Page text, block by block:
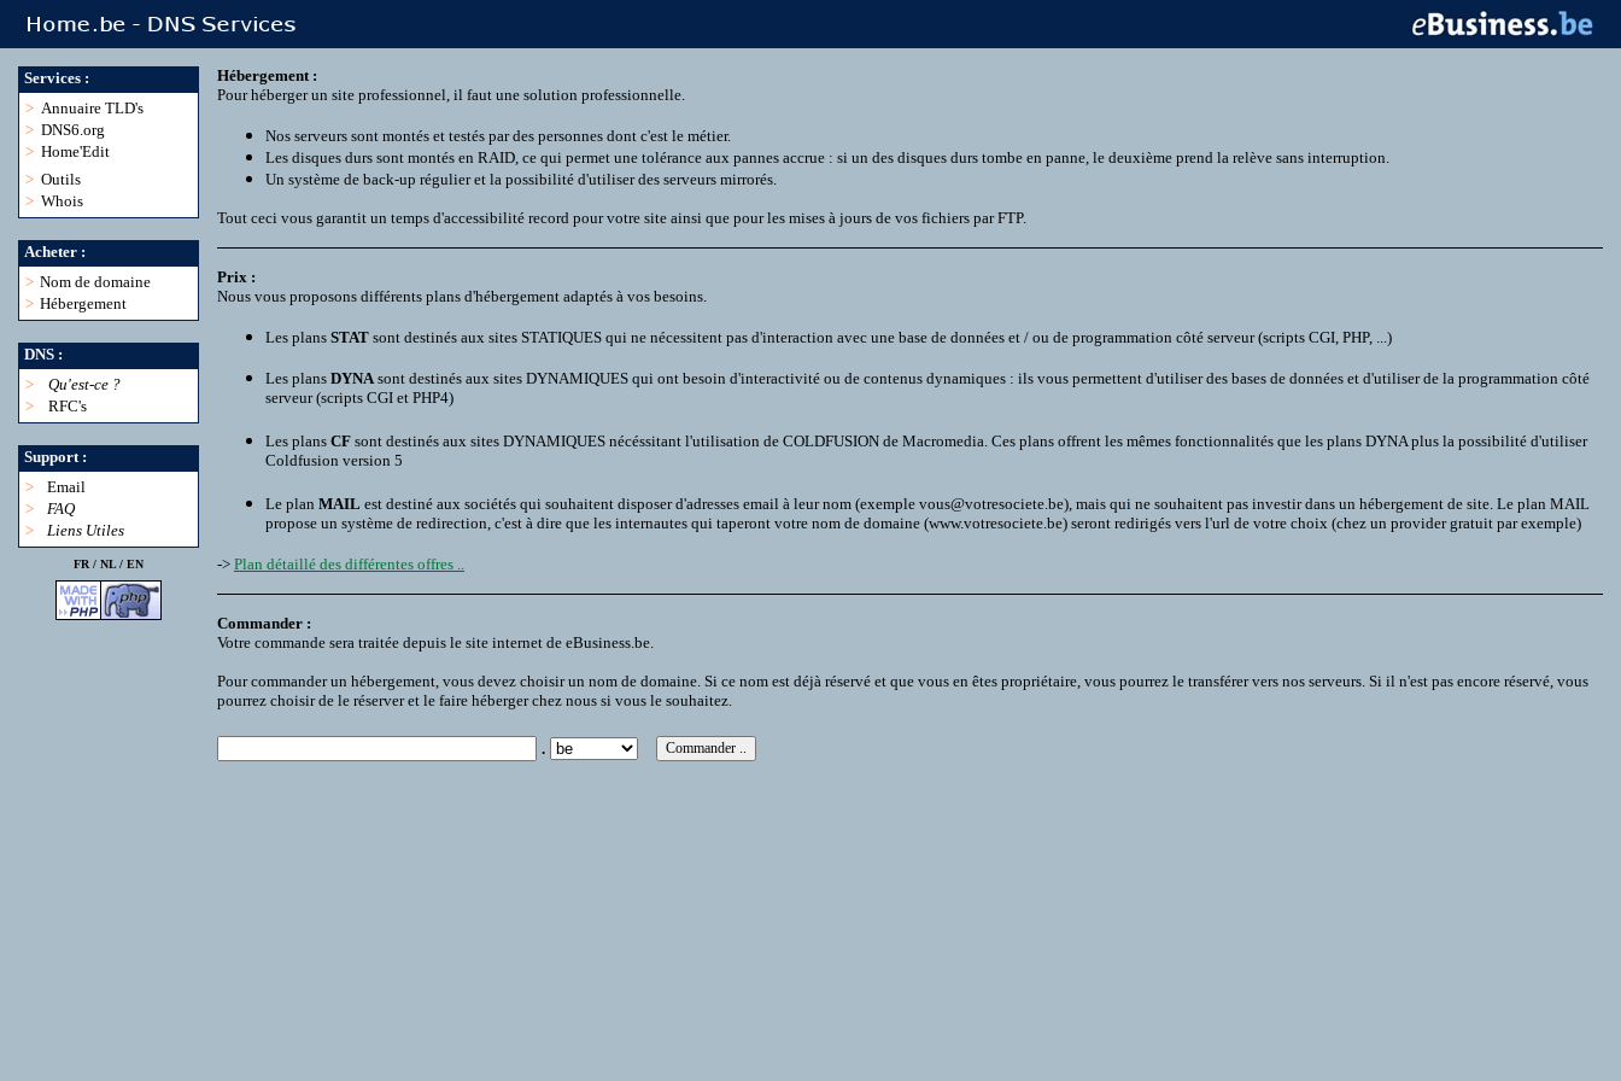
Services :
> Annuaire TLD's
> DNS6.org
> Home'Edit
> Outils
> Whois
Acheter :
> Nom de domaine
> Hébergement
DNS :
>
Qu'est-ce ?
>
RFC's
Support :
>
Email
>
FAQ
>
Liens Utiles
FR / NL/ EN
Hébergement :
Pour héberger un site professionnel, il faut une solution professionnelle.
Nos serveurs sont montés et testés par des personnes dont c'est le métier.
Les disques durs sont montés en RAID, ce qui permet une tolérance aux pannes accrue : si un des disques durs tombe en panne, le deuxième prend la relève sans interruption.
Un système de back-up régulier et la possibilité d'utiliser des serveurs mirrorés.
Tout ceci vous garantit un temps d'accessibilité record pour votre site ainsi que pour les mises à jours de vos fichiers par FTP.
Prix :
Nous vous proposons différents plans d'hébergement adaptés à vos besoins.
Les plans STAT sont destinés aux sites STATIQUES qui ne nécessitent pas d'interaction avec une base de données et / ou de programmation côté serveur (scripts CGI, PHP, ...)
Les plans DYNAsont destinés aux sites DYNAMIQUES qui ont besoin d'interactivité ou de contenus dynamiques : ils vous permettent d'utiliser des bases de données et d'utiliser de la programmation côté
serveur (scripts CGI et PHP4)
Les plans CF sont destinés aux sites DYNAMIQUES nécéssitant l'utilisation de COLDFUSION de Macromedia. Ces plans offrent les mêmes fonctionnalités que les plans DYNA plus la possibilité d'utiliser
Coldfusion version 5
Le plan MAIL est destiné aux sociétés qui souhaitent disposer d'adresses email à leur nom (exemple vous@votresociete.be), mais qui ne souhaitent pas investir dans un hébergement de site. Le plan MAIL
propose un système de redirection, c'est à dire que les internautes qui taperont votre nom de domaine (www.votresociete.be) seront redirigés vers l'url de votre choix (chez un provider gratuit par exemple)
-> Plan détaillé des différentes offres ..
Commander :
Votre commande sera traitée depuis le site internet de eBusiness.be.
Pour commander un hébergement, vous devez choisir un nom de domaine. Si ce nom est déjà réservé et que vous en êtes propriétaire, vous pourrez le transférer vers nos serveurs. Si il n'est pas encore réservé, vous
pourrez choisir de le réserver et le faire héberger chez nous si vous le souhaitez.
.